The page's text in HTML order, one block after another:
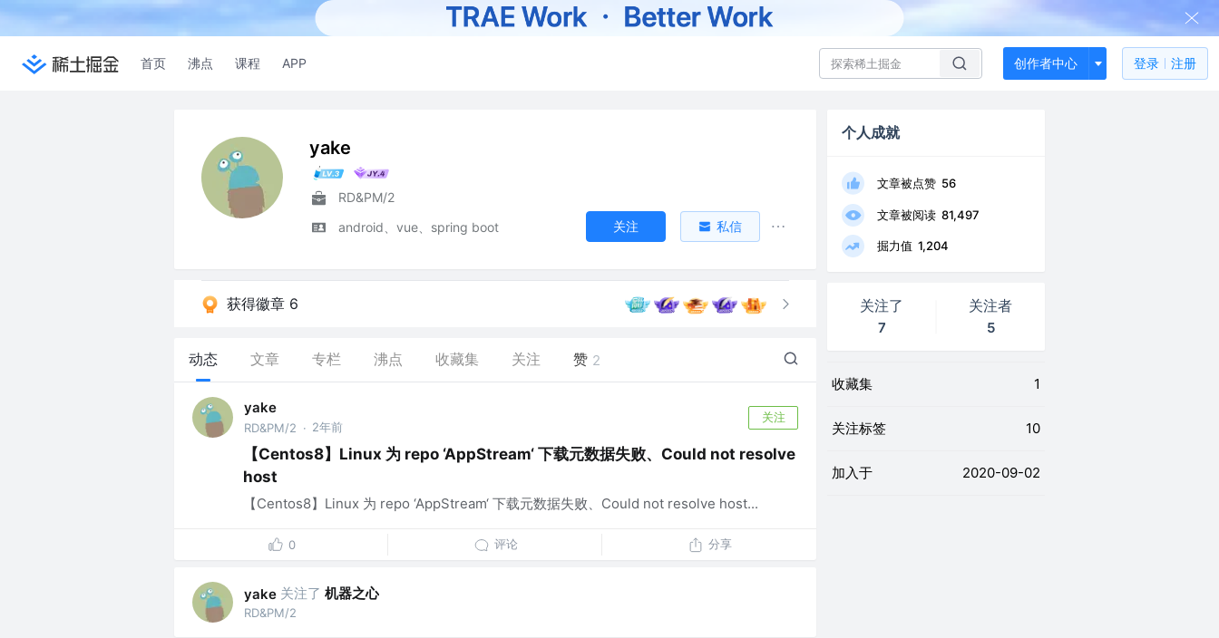
首页 沸点 课程 APP 创作者中心 登录 注册
yake
RD&PM/2
android、vue、spring boot
关注 私信
获得徽章 6
动态 文章 专栏 沸点 收藏集 关注 赞 2
yake
RD&PM/2 · 2年前
关注
【Centos8】Linux 为 repo ‘AppStream‘ 下载元数据失败、Could not resolve
host
【Centos8】Linux 为 repo ‘AppStream‘ 下载元数据失败、Could not resolve host...
0 评论 分享
yake 关注了 机器之心
RD&PM/2
个人成就
文章被点赞 56
文章被阅读 81,497
掘力值 1,204
关注了
7
关注者
5
收藏集 1
关注标签 10
加入于 2020-09-02